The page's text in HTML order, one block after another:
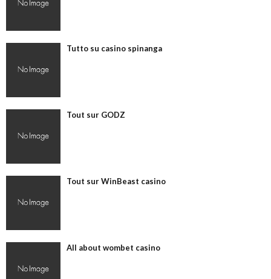
Tutto su casino spinanga
Tout sur GODZ
Tout sur WinBeast casino
All about wombet casino